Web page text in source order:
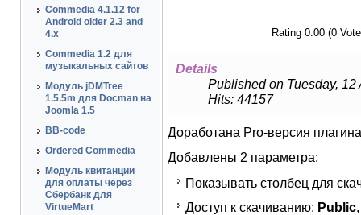
Commedia 4.1.12 for
Android older 2.3 and
4.x
Commedia 1.2 для
музыкальных сайтов
Модуль jDMTree
1.5.5m для Docman на
Joomla 1.5
BB-code
Ordered Commedia
Модуль квитанции
для оплаты через
Сбербанк для
VirtueMart
Rating 0.00 (0
Details
Published on Tuesday, 12
Hits: 44157
Доработана Pro-версия
Добавлены 2 параметра:
Показывать столбец для
Доступ к скачиванию: Public,